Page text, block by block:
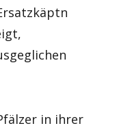
in ihrer